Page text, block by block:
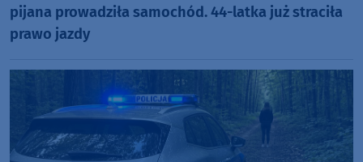
pijana prowadziła samochód. 44-latka już straciła
prawo jazdy